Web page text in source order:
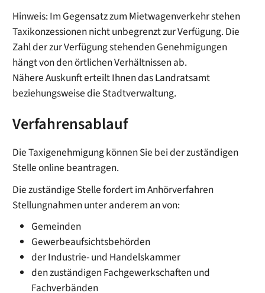
Hinweis: Im Gegensatz zum Mietwagenverkehr stehen
Taxikonzessionen nicht unbegrenzt zur Verfügung. Die
Zahl der zur Verfügung stehenden Genehmigungen
hängt von den örtlichen Verhältnissen ab.
Nähere Auskunft erteilt Ihnen das Landratsamt
beziehungsweise die Stadtverwaltung.
Verfahrensablauf
Die Taxigenehmigung können Sie bei der zuständigen
Stelle online beantragen.
Die zuständige Stelle fordert im Anhörverfahren
Stellungnahmen unter anderem an von:
Gemeinden
Gewerbeaufsichtsbehörden
der Industrie- und Handelskammer
den zuständigen Fachgewerkschaften und
Fachverbänden